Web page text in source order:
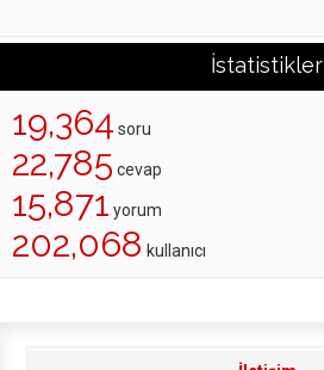
İstatistikler
19,364 soru
22,785 cevap
15,871 yorum
202,068 kullanıcı